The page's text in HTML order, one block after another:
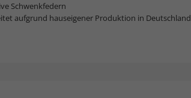
Schwenkfedern
aufgrund hauseigener Produktion in Deutschland